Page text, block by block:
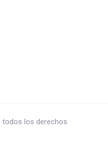
todos los derechos